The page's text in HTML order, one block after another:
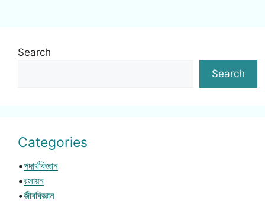
Search
Search
Categories
•পদার্থবিজ্ঞান
•রসায়ন
•জীববিজ্ঞান